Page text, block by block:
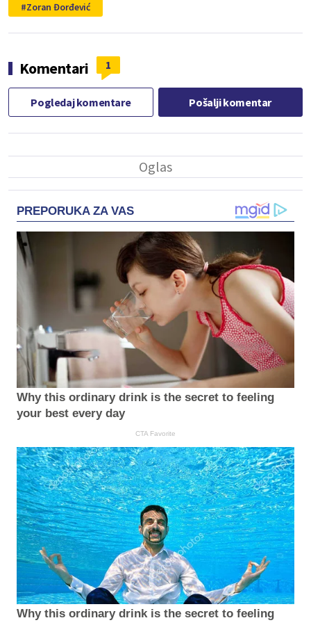
Zoran Đorđević
Komentari 1
Pogledaj komentare Pošalji komentar
PREPORUKA ZA VAS
Why this ordinary drink is the secret to feeling
your best every day
CTA Favorite
Why this ordinary drink is the secret to feeling